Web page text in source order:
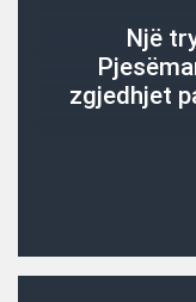
Një
zgjedhjet